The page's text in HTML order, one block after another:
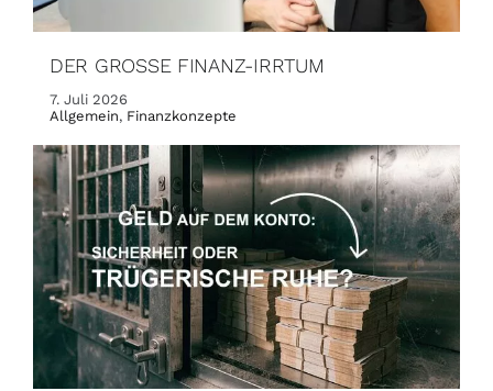
DER GROSSE FINANZ-IRRTUM
7. Juli 2026
Allgemein, Finanzkonzepte